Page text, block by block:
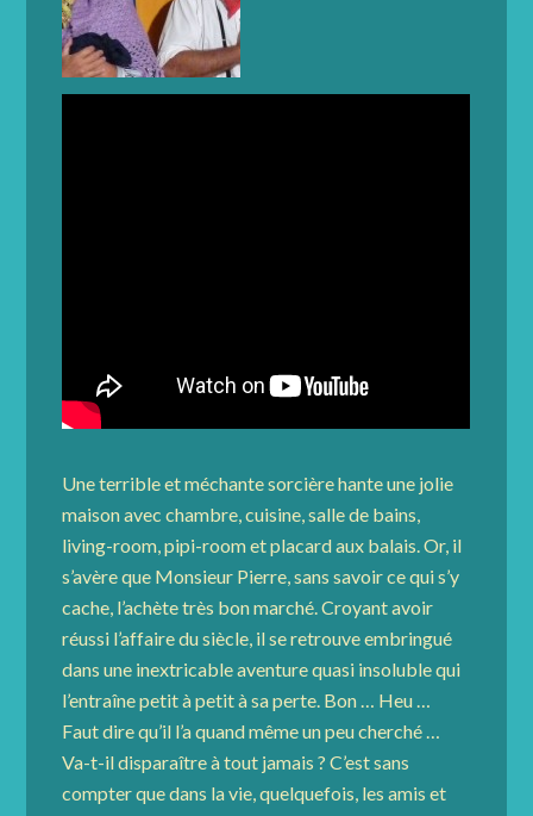
Une terrible et méchante sorcière hante une jolie
maison avec chambre, cuisine, salle de bains,
living-room, pipi-room et placard aux balais. Or, il
s’avère que Monsieur Pierre, sans savoir ce qui s’y
cache, l’achète très bon marché. Croyant avoir
réussi l’affaire du siècle, il se retrouve embringué
dans une inextricable aventure quasi insoluble qui
l’entraîne petit à petit à sa perte. Bon … Heu …
Faut dire qu’il l’a quand même un peu cherché …
Va-t-il disparaître à tout jamais ? C’est sans
compter que dans la vie, quelquefois, les amis et